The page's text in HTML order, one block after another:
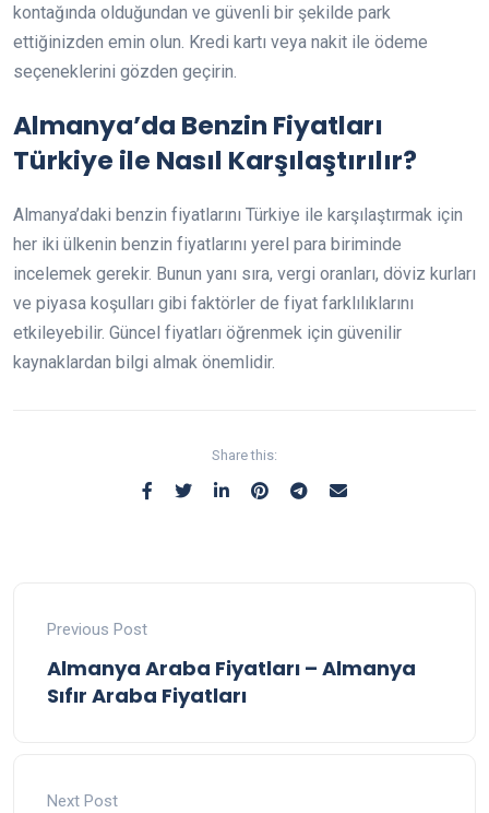
kontağında olduğundan ve güvenli bir şekilde park
ettiğinizden emin olun. Kredi kartı veya nakit ile ödeme
seçeneklerini gözden geçirin.
Almanya’da Benzin Fiyatları
Türkiye ile Nasıl Karşılaştırılır?
Almanya’daki benzin fiyatlarını Türkiye ile karşılaştırmak için
her iki ülkenin benzin fiyatlarını yerel para biriminde
incelemek gerekir. Bunun yanı sıra, vergi oranları, döviz kurları
ve piyasa koşulları gibi faktörler de fiyat farklılıklarını
etkileyebilir. Güncel fiyatları öğrenmek için güvenilir
kaynaklardan bilgi almak önemlidir.
Share this:
Previous Post
Almanya Araba Fiyatları – Almanya
Sıfır Araba Fiyatları
Next Post